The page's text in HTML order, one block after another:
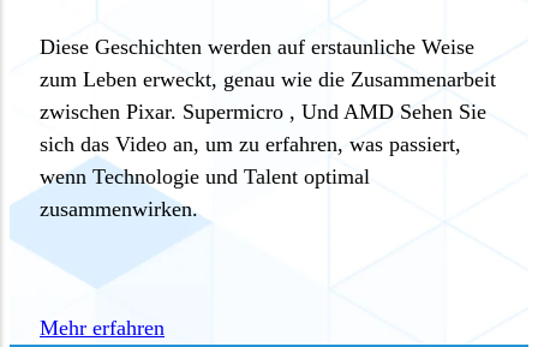
Diese Geschichten werden auf erstaunliche Weise
zum Leben erweckt, genau wie die Zusammenarbeit
zwischen Pixar. Supermicro , Und AMD Sehen Sie
sich das Video an, um zu erfahren, was passiert,
wenn Technologie und Talent optimal
zusammenwirken.
Mehr erfahren